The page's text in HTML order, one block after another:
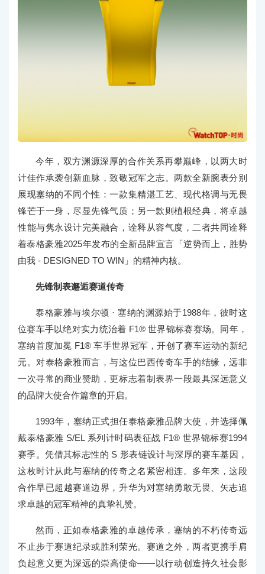
今年，双方渊源深厚的合作关系再攀巅峰，以两大时
计佳作承袭创新血脉，致敬冠军之志。两款全新腕表分别
展现塞纳的不同个性：一款集精湛工艺、现代格调与无畏
锋芒于一身，尽显先锋气质；另一款则植根经典，将卓越
性能与隽永设计完美融合，诠释从容气度，二者共同诠释
着泰格豪雅2025年发布的全新品牌宣言「逆势而上，胜势
由我 - DESIGNED TO WIN」的精神内核。
先锋制表邂逅赛道传奇
泰格豪雅与埃尔顿 · 塞纳的渊源始于1988年，彼时这
位赛车手以绝对实力统治着 F1® 世界锦标赛赛场。同年，
塞纳首度加冕 F1® 车手世界冠军，开创了赛车运动的新纪
元。对泰格豪雅而言，与这位巴西传奇车手的结缘，远非
一次寻常的商业赞助，更标志着制表界一段最具深远意义
的品牌大使合作篇章的开启。
1993年，塞纳正式担任泰格豪雅品牌大使，并选择佩
戴泰格豪雅 S/EL 系列计时码表征战 F1® 世界锦标赛1994
赛季。凭借其标志性的 S 形表链设计与深厚的赛车基因，
这枚时计从此与塞纳的传奇之名紧密相连。多年来，这段
合作早已超越赛道边界，升华为对塞纳勇敢无畏、矢志追
求卓越的冠军精神的真挚礼赞。
然而，正如泰格豪雅的卓越传承，塞纳的不朽传奇远
不止步于赛道纪录或胜利荣光。赛道之外，两者更携手肩
负起意义更为深远的崇高使命——以行动创造持久社会影